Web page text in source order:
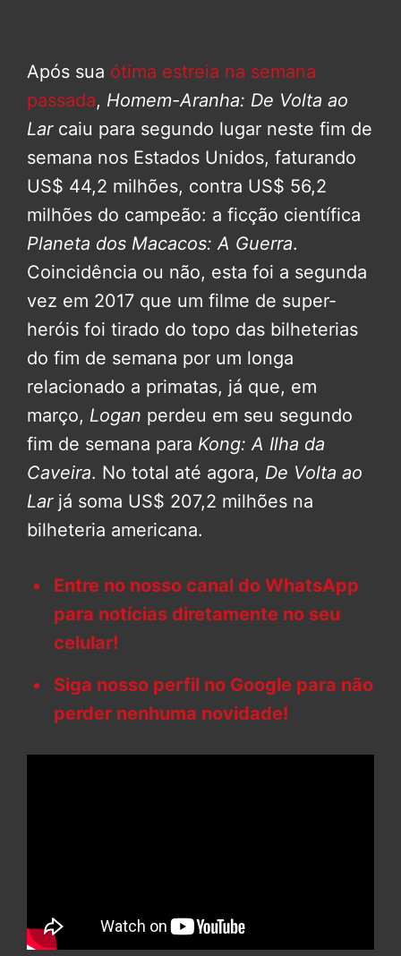
Após sua ótima estreia na semana
passada, Homem-Aranha: De Volta ao
Lar caiu para segundo lugar neste fim de
semana nos Estados Unidos, faturando
US$ 44,2 milhões, contra US$ 56,2
milhões do campeão: a ficção científica
Planeta dos Macacos: A Guerra.
Coincidência ou não, esta foi a segunda
vez em 2017 que um filme de super-
heróis foi tirado do topo das bilheterias
do fim de semana por um longa
relacionado a primatas, já que, em
março, Logan perdeu em seu segundo
fim de semana para Kong: A Ilha da
Caveira. No total até agora, De Volta ao
Lar já soma US$ 207,2 milhões na
bilheteria americana.
Entre no nosso canal do WhatsApp
para notícias diretamente no seu
celular!
Siga nosso perfil no Google para não
perder nenhuma novidade!